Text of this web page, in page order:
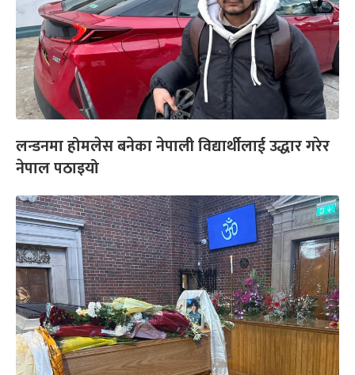
लन्डनमा होमलेस बनेका नेपाली विद्यार्थीलाई उद्धार गरेर
नेपाल पठाइयो